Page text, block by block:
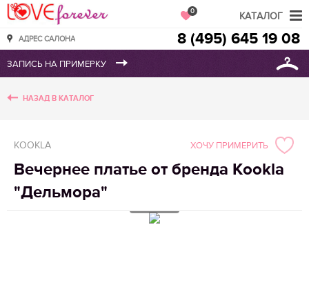
Love Forever
АДРЕС САЛОНА
0
8 (495) 645 19 08
НАЗАД В КАТАЛОГ
KOOKLA
Вечернее платье от бренда Kookla
"Дельмора"
ХОЧУ ПРИМЕРИТЬ
КАТАЛОГ